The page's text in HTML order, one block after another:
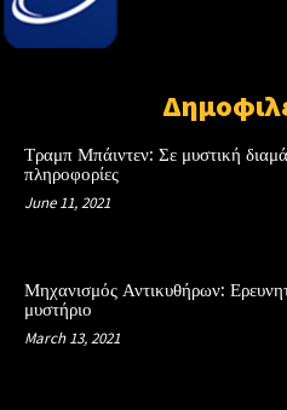
Τραμπ Μπάιντεν: Σε μυστική
πληροφορίες
June 11, 2021
Μηχανισμός Αντικυθήρων:
μυστήριο
March 13, 2021